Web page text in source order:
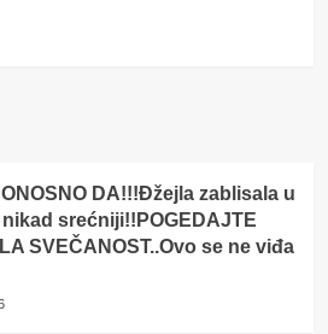
DA!!!Đžejla zablisala u
srećniji!!POGEDAJTE
SVEČANOST..Ovo se ne viđa